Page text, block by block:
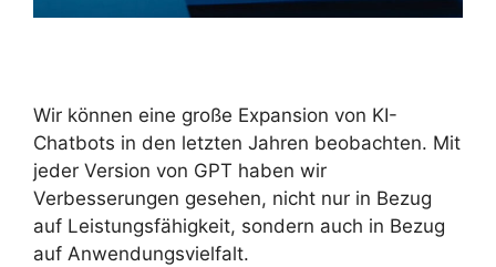
Wir können eine große Expansion von KI-
Chatbots in den letzten Jahren beobachten. Mit
jeder Version von GPT haben wir
Verbesserungen gesehen, nicht nur in Bezug
auf Leistungsfähigkeit, sondern auch in Bezug
auf Anwendungsvielfalt.